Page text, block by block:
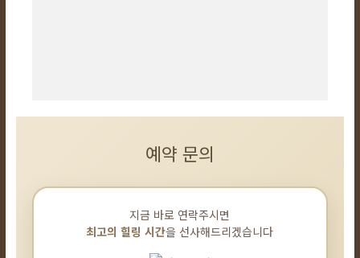
예약 문의
지금 바로 연락주시면
최고의 힐링 시간을 선사해드리겠습니다